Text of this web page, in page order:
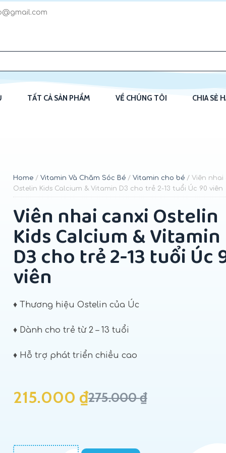
TẤT CẢ SẢN PHẨM VỀ CHÚNG TÔI CHIA SẺ
Home/ Vitamin Và Chăm Sóc Bé/ Vitamin cho bé/ Viên nhai
Ostelin Kids Calcium & Vitamin D3 cho trẻ 2-13 tuổi Úc 90 viên
Viên nhai canxi Ostelin
Kids Calcium & Vitamin
D3 cho trẻ 2-13 tuổi Úc
viên
♦ Thương hiệu Ostelin của Úc
♦ Dành cho trẻ từ 2 – 13 tuổi
♦ Hỗ trợ phát triển chiều cao
275.000₫
215.000 ₫